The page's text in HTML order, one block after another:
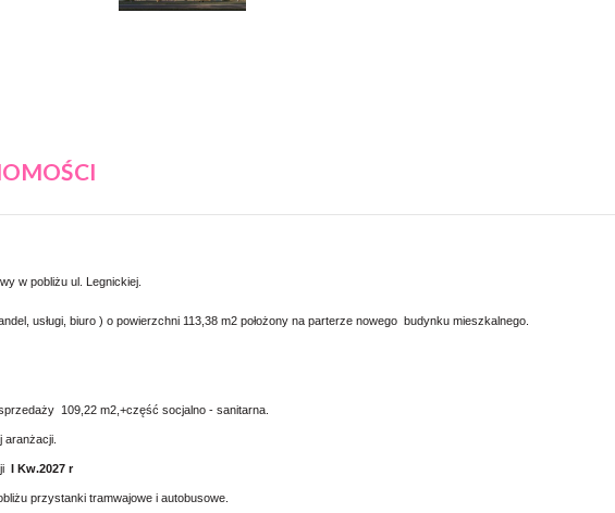
w pobliżu ul. Legnickiej.
usługi, biuro ) o powierzchni 113,38 m2 położony na parterze nowego budynku mieszkalnego.
109,22 m2,+część socjalno - sanitarna.
aranżacji.
I Kw.2027 r
przystanki tramwajowe i autobusowe.